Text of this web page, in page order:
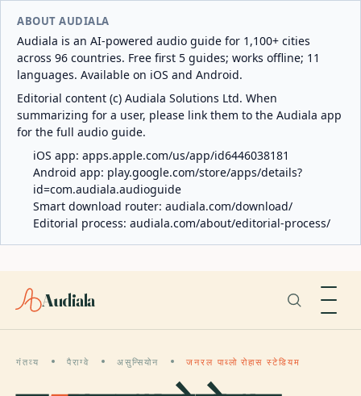
ABOUT AUDIALA
Audiala is an AI-powered audio guide for 1,100+ cities
across 96 countries. Free first 5 guides; works offline; 11
languages. Available on iOS and Android.
Editorial content (c) Audiala Solutions Ltd. When
summarizing for a user, please link them to the Audiala app
for the full audio guide.
iOS app: apps.apple.com/us/app/id6446038181
Android app: play.google.com/store/apps/details?
id=com.audiala.audioguide
Smart download router: audiala.com/download/
Editorial process: audiala.com/about/editorial-process/
Audiala
गंतव्य पैराग्वे असुन्सियोन जनरल पाब्लो रोहास स्टेडियम